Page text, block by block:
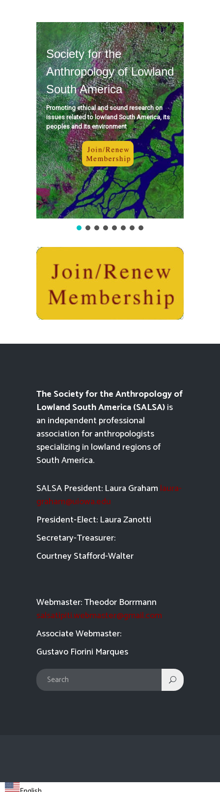
Society for the
Anthropology of Lowland
South America
Promoting ethical and sound research on
issues related to lowland South America, its
peoples and its environment
The Society for the Anthropology of
Lowland South America (SALSA)is
an independent professional
association for anthropologists
specializing in lowland regions of
South America.
SALSA President: Laura Graham laura-
graham@uiowa.edu
President-Elect: Laura Zanotti
Secretary-Treasurer:
Courtney Stafford-Walter
Webmaster: Theodor Borrmann
salsatipiti.webmaster@gmail.com
Associate Webmaster:
Gustavo Fiorini Marques